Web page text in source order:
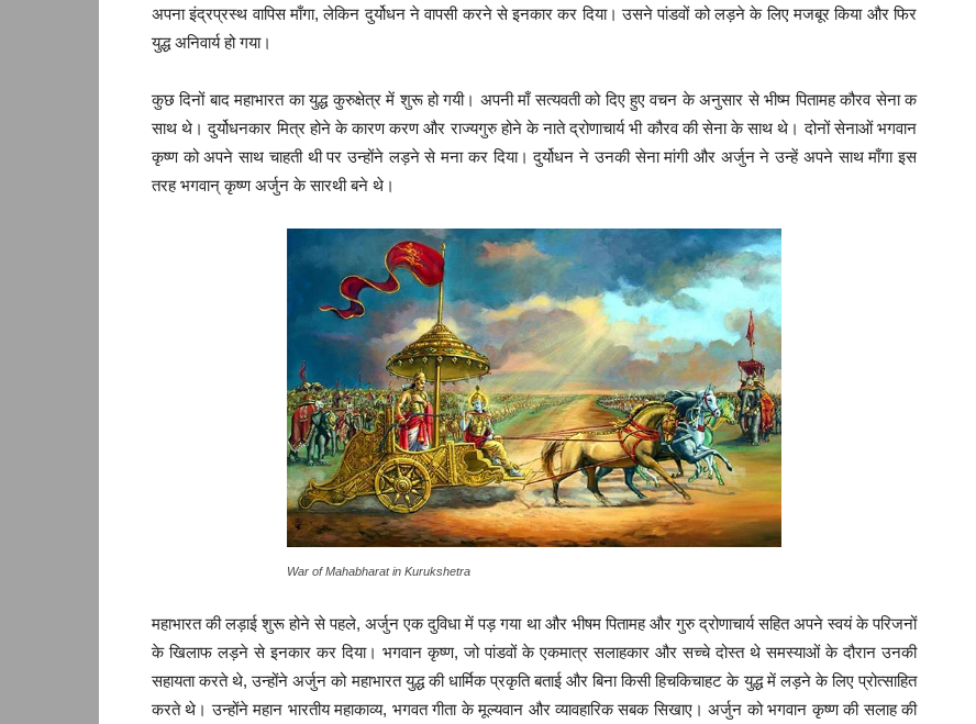
अपना इंद्रप्रस्थ वापिस माँगा, लेकिन दुर्योधन ने वापसी करने से इनकार कर दिया। उसने पांडवों को लड़ने के लिए मजबूर किया और फिर
युद्ध अनिवार्य हो गया।
कुछ दिनों बाद महाभारत का युद्ध कुरुक्षेत्र में शुरू हो गयी। अपनी माँ सत्यवती को दिए हुए वचन के अनुसार से भीष्म पितामह कौरव सेना क
साथ थे। दुर्योधनकार मित्र होने के कारण करण और राज्यगुरु होने के नाते द्रोणाचार्य भी कौरव की सेना के साथ थे। दोनों सेनाओं भगवान
कृष्ण को अपने साथ चाहती थी पर उन्होंने लड़ने से मना कर दिया। दुर्योधन ने उनकी सेना मांगी और अर्जुन ने उन्हें अपने साथ माँगा इस
तरह भगवान् कृष्ण अर्जुन के सारथी बने थे।
War of Mahabharat in Kurukshetra
महाभारत की लड़ाई शुरू होने से पहले, अर्जुन एक दुविधा में पड़ गया था और भीषम पितामह और गुरु द्रोणाचार्य सहित अपने स्वयं के परिजनों
के खिलाफ लड़ने से इनकार कर दिया। भगवान कृष्ण, जो पांडवों के एकमात्र सलाहकार और सच्चे दोस्त थे समस्याओं के दौरान उनकी
सहायता करते थे, उन्होंने अर्जुन को महाभारत युद्ध की धार्मिक प्रकृति बताई और बिना किसी हिचकिचाहट के युद्ध में लड़ने के लिए प्रोत्साहित
करते थे। उन्होंने महान भारतीय महाकाव्य, भगवत गीता के मूल्यवान और व्यावहारिक सबक सिखाए। अर्जुन को भगवान कृष्ण की सलाह की